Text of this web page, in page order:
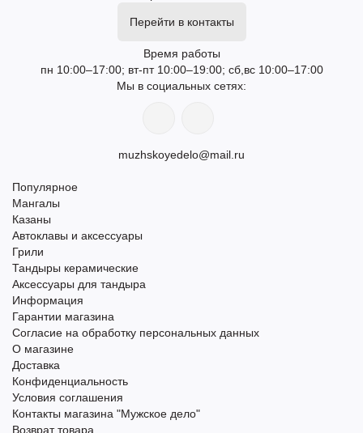
Перейти в контакты
Время работы
пн 10:00–17:00; вт-пт 10:00–19:00; сб,вс 10:00–17:00
Мы в социальных сетях:
muzhskoyedelo@mail.ru
Популярное
Мангалы
Казаны
Автоклавы и аксессуары
Грили
Тандыры керамические
Аксессуары для тандыра
Информация
Гарантии магазина
Согласие на обработку персональных данных
О магазине
Доставка
Конфиденциальность
Условия соглашения
Контакты магазина "Мужское дело"
Возврат товара